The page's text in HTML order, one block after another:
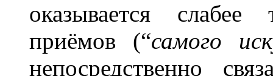
оказывается
приёмов (“самого
непосредственно